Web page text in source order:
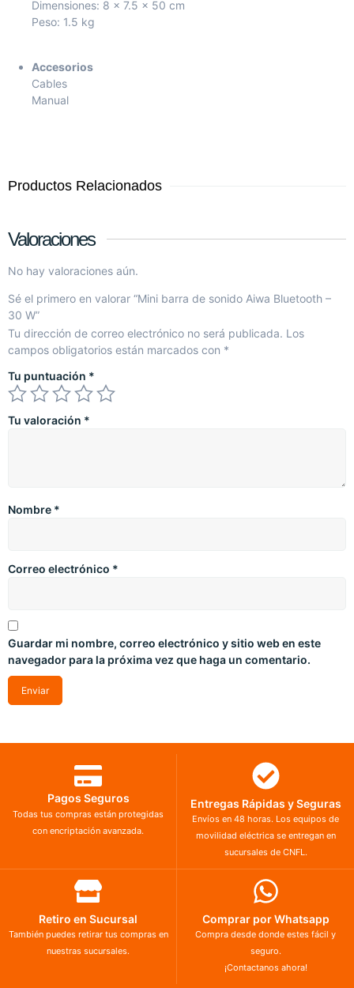
Dimensiones: 8 x 7.5 x 50 cm
Peso: 1.5 kg
Accesorios
Cables
Manual
Productos Relacionados
Valoraciones
No hay valoraciones aún.
Sé el primero en valorar “Mini barra de sonido Aiwa Bluetooth –
30 W”
Tu dirección de correo electrónico no será publicada. Los
campos obligatorios están marcados con *
Tu puntuación *
Tu valoración *
Nombre *
Correo electrónico *
Guardar mi nombre, correo electrónico y sitio web en este
navegador para la próxima vez que haga un comentario.
Pagos Seguros
Todas tus compras están protegidas
con encriptación avanzada.
Entregas Rápidas y Seguras
Envíos en 48 horas. Los equipos de
movilidad eléctrica se entregan en
sucursales de CNFL.
Retiro en Sucursal
También puedes retirar tus compras en
nuestras sucursales.
Comprar por Whatsapp
Compra desde donde estes fácil y
seguro.
¡Contactanos ahora!